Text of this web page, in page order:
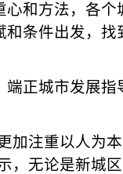
和方法，各
条件出发，
正城市发展
加注重以人为
，无论是新城